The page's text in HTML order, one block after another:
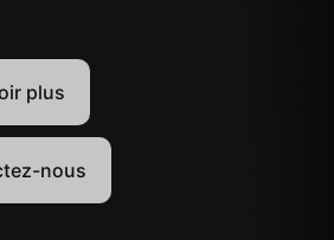
plus
nous